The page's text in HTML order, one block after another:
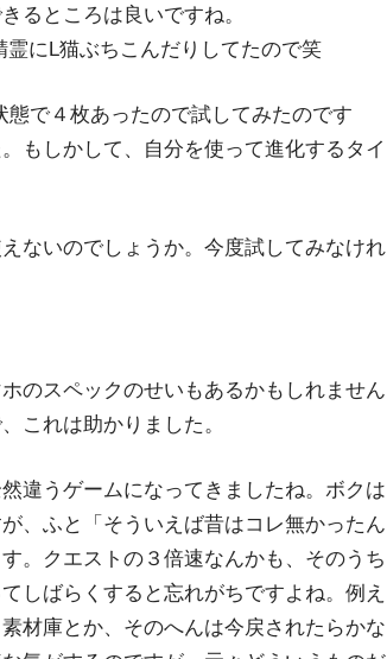
るところは良いですね。
にL猫ぶちこんだりしてたので笑
で４枚あったので試してみたのです
もしかして、自分を使って進化するタイ
ないのでしょうか。今度試してみなけれ
のスペックのせいもあるかもしれません
これは助かりました。
違うゲームになってきましたね。ボクは
、ふと「そういえば昔はコレ無かったん
。クエストの３倍速なんかも、そのうち
しばらくすると忘れがちですよね。例え
材庫とか、そのへんは今戻されたらかな